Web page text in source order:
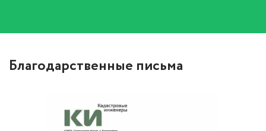
Благодарственные письма